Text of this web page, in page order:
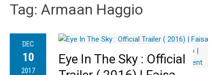
Tag: Armaan Haggio
DEC
10
2017
Eye In The Sky : Official